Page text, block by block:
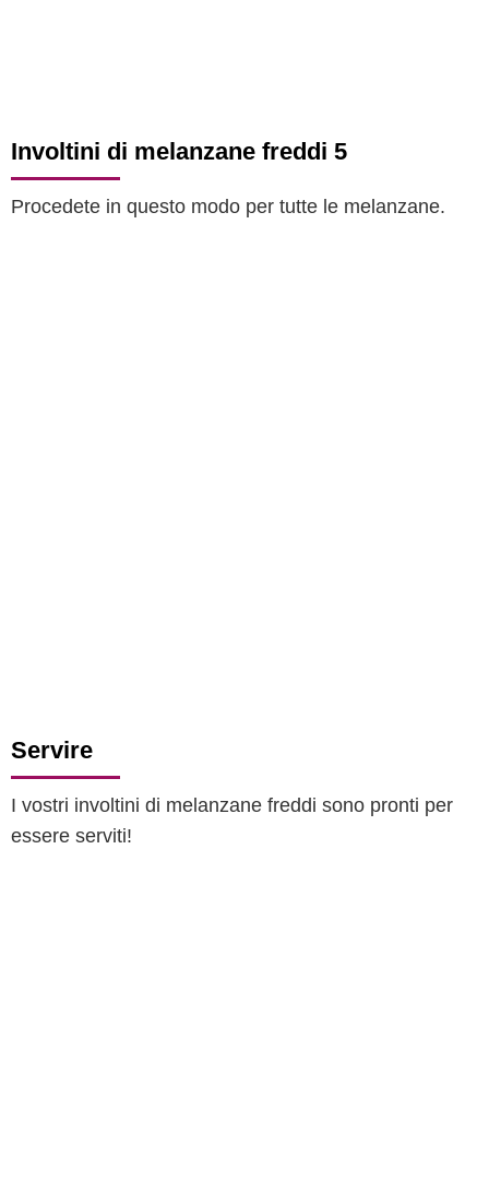
Involtini di melanzane freddi 5
Procedete in questo modo per tutte le melanzane.
Servire
I vostri involtini di melanzane freddi sono pronti per
essere serviti!